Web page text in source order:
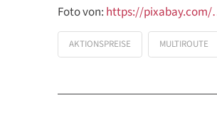
Foto von: https://
AKTIONSPREISE MULTIROUTE